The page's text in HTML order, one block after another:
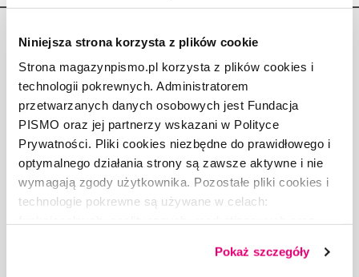
Niniejsza strona korzysta z plików cookie
Strona magazynpismo.pl korzysta z plików cookies i
technologii pokrewnych. Administratorem
przetwarzanych danych osobowych jest Fundacja
PISMO oraz jej partnerzy wskazani w Polityce
Prywatności. Pliki cookies niezbędne do prawidłowego i
optymalnego działania strony są zawsze aktywne i nie
wymagają zgody użytkownika. Pozostałe pliki cookies i
technologie pokrewne są używane w celach:
dobrowolną zgodę na pliki cookies i technologie
Pokaż szczegóły
Copyright © Fundacja Pismo
O „PIŚMIE”